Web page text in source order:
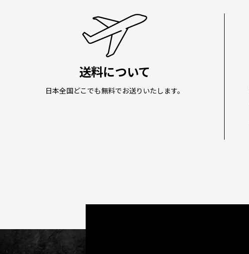
送料について
日本全国どこでも無料でお送りいたします。